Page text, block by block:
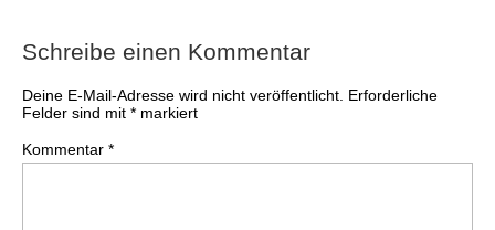
Schreibe einen Kommentar
Deine E-Mail-Adresse wird nicht veröffentlicht. Erforderliche
Felder sind mit * markiert
Kommentar *